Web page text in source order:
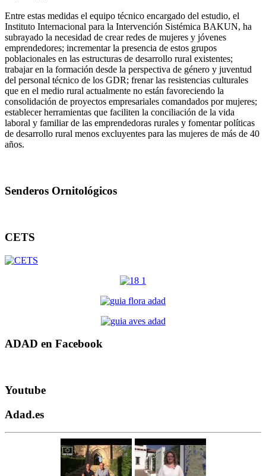
Entre estas medidas el equipo técnico encargado del estudio, el
Instituto Internacional para la Intervención Sistémica BAKUN, ha
subrayado la necesidad de crear redes de mujeres y jóvenes
emprendedores; incrementar la presencia de estos grupos
poblacionales en las estructuras de desarrollo rural existentes;
trabajar en la formación desde la perspectiva de género y juventud
del personal técnico de los GDR; frenar las resistencias culturales
que en el medio rural actualmente no están favoreciendo la
consolidación de proyectos empresariales comandados por mujeres;
establecer herramientas que faciliten la conciliación de la vida
laboral y familiar de las emprendedoras rurales y fomentar políticas
de desarrollo rural menos excluyentes para las mujeres de más de 40
años.
Senderos Ornitológicos
CETS
ADAD en Facebook
Youtube
Adad.es